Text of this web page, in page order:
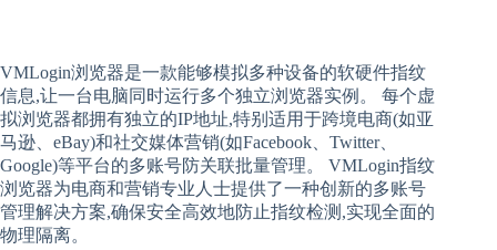
VMLogin浏览器是一款能够模拟多种设备的软硬件指纹
信息,让一台电脑同时运行多个独立浏览器实例。 每个虚
拟浏览器都拥有独立的IP地址,特别适用于跨境电商(如亚
马逊、eBay)和社交媒体营销(如Facebook、Twitter、
Google)等平台的多账号防关联批量管理。 VMLogin指纹
浏览器为电商和营销专业人士提供了一种创新的多账号
管理解决方案,确保安全高效地防止指纹检测,实现全面的
物理隔离。